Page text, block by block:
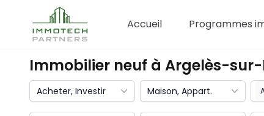
Accueil Programmes
Immobilier neuf à Argelès-
Acheter, Investir Maison, Appart.